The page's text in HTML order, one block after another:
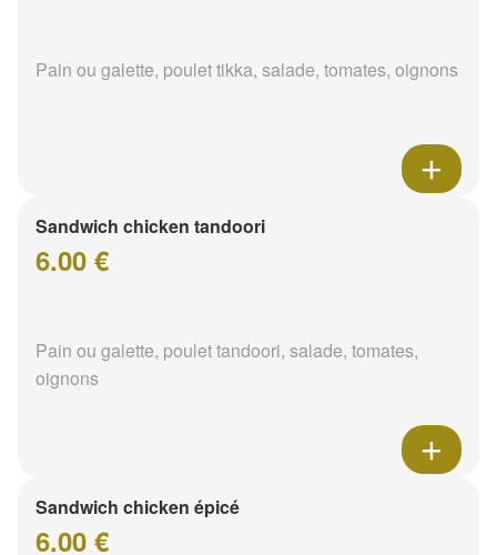
Pain ou galette, poulet tikka, salade, tomates, oignons
Sandwich chicken tandoori
6.00 €
Pain ou galette, poulet tandoori, salade, tomates,
oignons
Sandwich chicken épicé
6.00 €